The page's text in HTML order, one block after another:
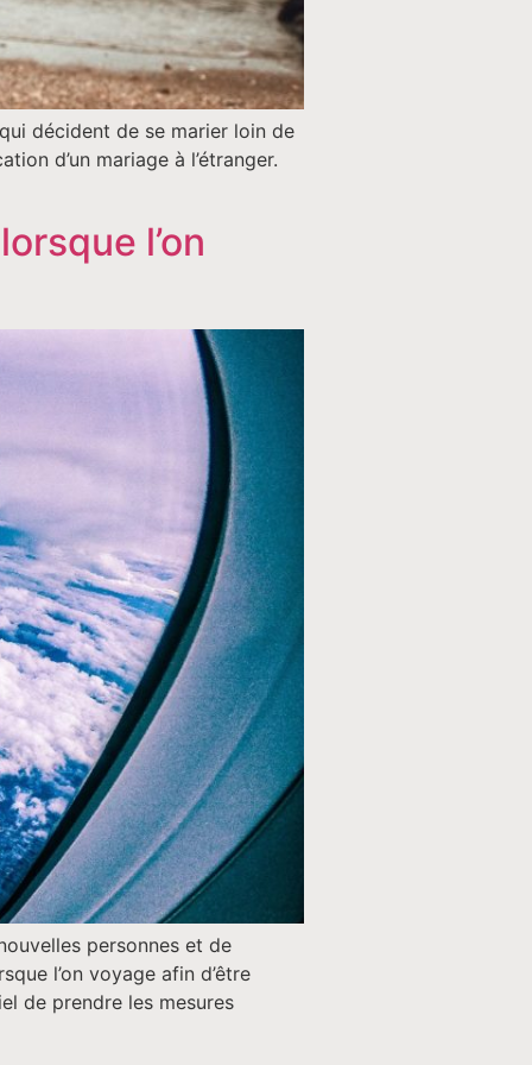
décident de se marier loin de
d’un mariage à l’étranger.
l’on
personnes et de
l’on voyage afin d’être
de prendre les mesures